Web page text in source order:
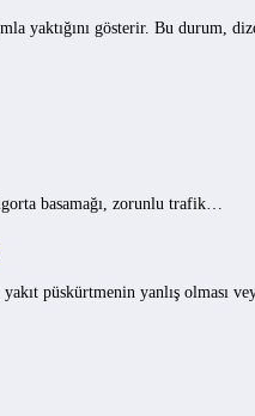
yaktığını gösterir. Bu durum,
basamağı, zorunlu trafik…
püskürtmenin yanlış olması